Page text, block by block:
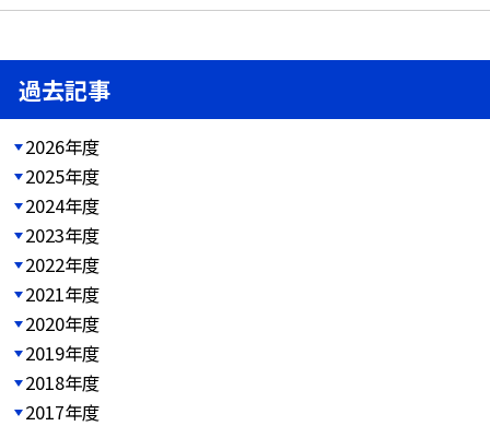
過去記事
2026年度
2025年度
2024年度
2023年度
2022年度
2021年度
2020年度
2019年度
2018年度
2017年度